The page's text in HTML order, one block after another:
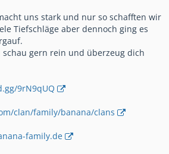
uns stark und nur so schafften wir
Tiefschläge aber dennoch ging es
gern rein und überzeug dich
9rN9qUQ
clan/family/banana/clans
family.de